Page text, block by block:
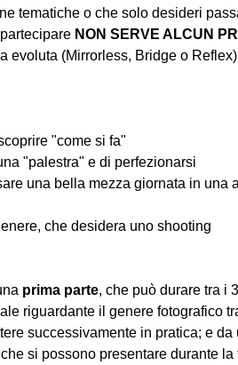
tematiche o che solo desideri
NON SERVE ALCUN
evoluta (Mirrorless, Bridge o
"come si fa"
"palestra" e di perfezionarsi
una bella mezza giornata in una
che desidera uno shooting
prima parte, che può durare tra i
riguardante il genere fotografico
successivamente in pratica; e da
si possono presentare durante la